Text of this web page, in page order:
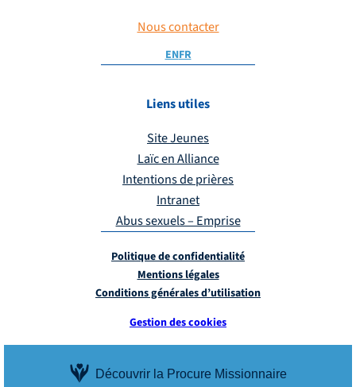
Découvrir la Procure Missionnaire
Nous contacter
ENFR
Liens utiles
Site Jeunes
Laïc en Alliance
Intentions de prières
Intranet
Abus sexuels – Emprise
Politique de confidentialité
Mentions légales
Conditions générales d’utilisation
Gestion des cookies